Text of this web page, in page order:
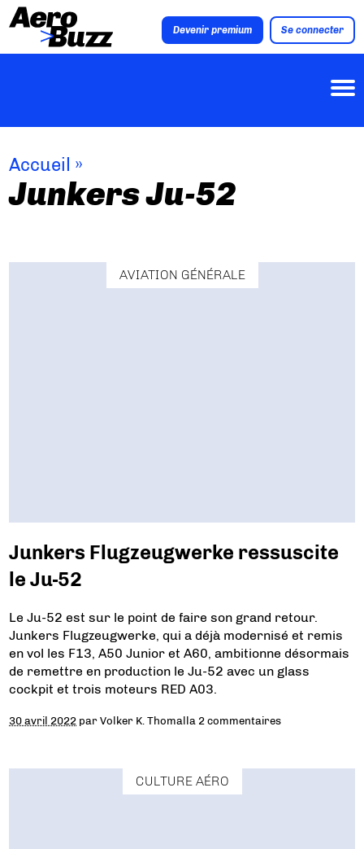
Devenir premium Se connecter
Accueil »
Junkers Ju-52
AVIATION GÉNÉRALE
Junkers Flugzeugwerke ressuscite
le Ju-52
Le Ju-52 est sur le point de faire son grand retour.
Junkers Flugzeugwerke, qui a déjà modernisé et remis
en vol les F13, A50 Junior et A60, ambitionne désormais
de remettre en production le Ju-52 avec un glass
cockpit et trois moteurs RED A03.
30 avril 2022 parVolker K. Thomalla 2 commentaires
CULTURE AÉRO